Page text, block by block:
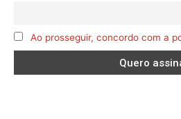
Ao prosseguir, concordo com a